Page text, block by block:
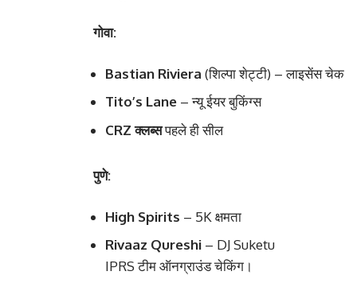
गोवा:
Bastian Riviera (शिल्पा शेट्टी) – लाइसेंस चेक
Tito’s Lane – न्यू ईयर बुकिंग्स
CRZ क्लब्सपहले ही सील
पुणे:
High Spirits – 5K क्षमता
Rivaaz Qureshi – DJ Suketu
IPRS टीम ऑनग्राउंड चेकिंग।